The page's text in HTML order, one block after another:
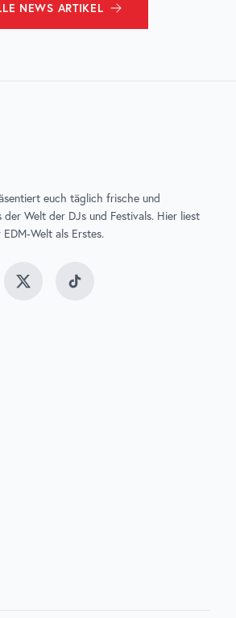
NEWS ARTIKEL
euch täglich frische und
der Welt der DJs und Festivals. Hier liest
Welt als Erstes.
Twitter TikTok